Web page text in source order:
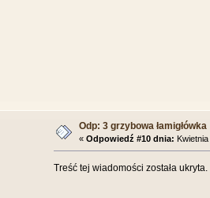
Odp: 3 grzybowa łamigłówka
« Odpowiedź #10 dnia:
Treść tej wiadomości została